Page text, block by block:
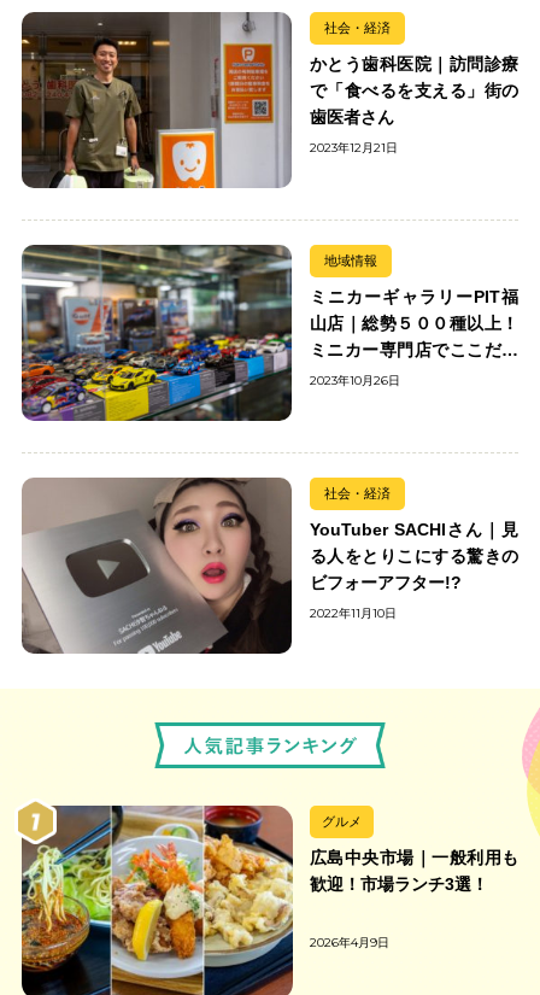
社会・経済
かとう歯科医院｜訪問診療
で「食べるを支える」街の
歯医者さん
2023年12月21日
地域情報
ミニカーギャラリーPIT福
山店｜総勢５００種以上！
ミニカー専門店でここだけ
の出会いを楽しもう
2023年10月26日
社会・経済
YouTuber SACHIさん｜見
る人をとりこにする驚きの
ビフォーアフター!?
2022年11月10日
グルメ
広島中央市場｜一般利用も
歓迎！市場ランチ3選！
2026年4月9日